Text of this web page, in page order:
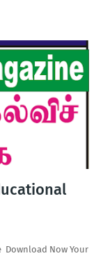
Download Now Your